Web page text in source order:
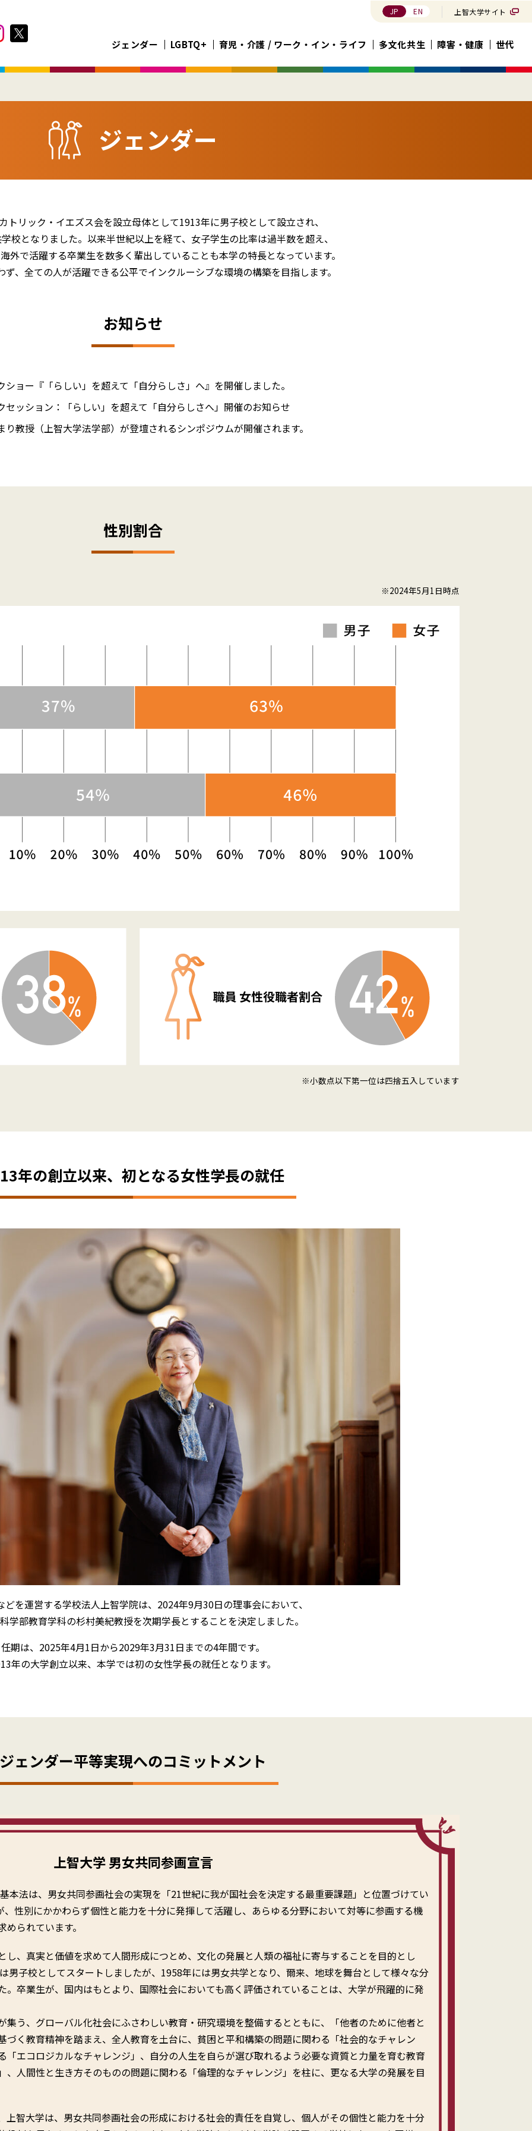
JP EN 上智大学サイト
ジェンダー LGBTQ+ 育児・介護 / ワーク・イン・ライフ 多文化共生 障害・健康 世代
ジェンダー
トリック・イエズス会を設立母体として1913年に男子校として設立され、
校となりました。以来半世紀以上を経て、女子学生の比率は過半数を超え、
外で活躍する卒業生を数多く輩出していることも本学の特長となっています。
ず、全ての人が活躍できる公平でインクルーシブな環境の構築を目指します。
お知らせ
ショー『「らしい」を超えて「自分らしさ」へ』を開催しました。
セッション：「らしい」を超えて「自分らしさへ」開催のお知らせ
り教授（上智大学法学部）が登壇されるシンポジウムが開催されます。
性別割合
※2024年5月1日時点
※小数点以下第一位は四捨五入しています
年の創立以来、初となる女性学長の就任
どを運営する学校法人上智学院は、2024年9月30日の理事会において、
学部教育学科の杉村美紀教授を次期学長とすることを決定しました。
任期は、2025年4月1日から2029年3月31日までの4年間です。
年の大学創立以来、本学では初の女性学長の就任となります。
ジェンダー平等実現へのコミットメント
上智大学 男女共同参画宣言
法は、男女共同参画社会の実現を「21世紀に我が国社会を決定する最重要課題」と位置づけてい
性別にかかわらず個性と能力を十分に発揮して活躍し、あらゆる分野において対等に参画する機
られています。
、真実と価値を求めて人間形成につとめ、文化の発展と人類の福祉に寄与することを目的とし
男子校としてスタートしましたが、1958年には男女共学となり、爾来、地球を舞台として様々な分
。卒業生が、国内はもとより、国際社会においても高く評価されていることは、大学が飛躍的に発
う、グローバル化社会にふさわしい教育・研究環境を整備するとともに、「他者のために他者と
づく教育精神を踏まえ、全人教育を土台に、貧困と平和構築の問題に関わる「社会的なチャレン
「エコロジカルなチャレンジ」、自分の人生を自らが選び取れるよう必要な資質と力量を育む教育
、人間性と生き方そのものの問題に関わる「倫理的なチャレンジ」を柱に、更なる大学の発展を目
智大学は、男女共同参画社会の形成における社会的責任を自覚し、個人がその個性と能力を十分